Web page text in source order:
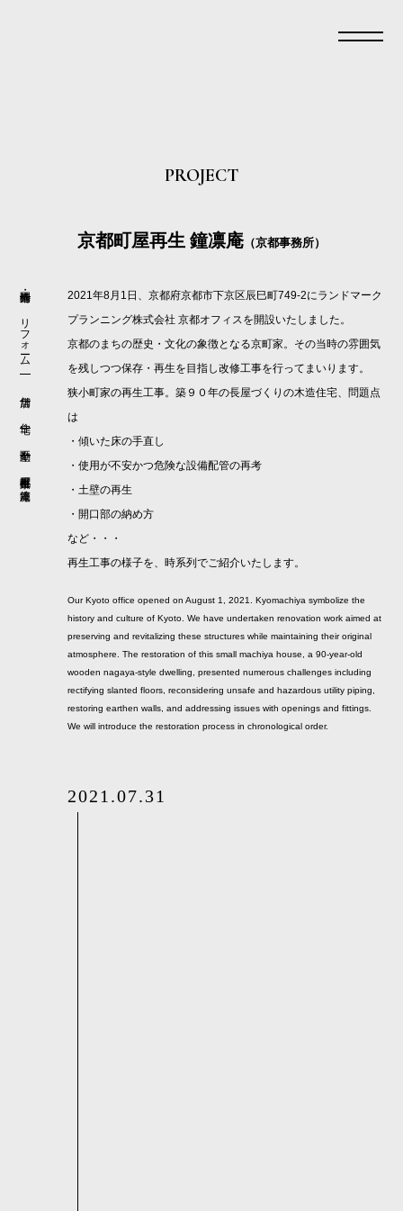
PROJECT
京都町屋再生 鐘凛庵（京都事務所）
リフォーム
京都町屋再生 鐘凛庵
2021年8月1日、京都府京都市下京区辰巳町749-2にランドマーク
プランニング株式会社 京都オフィスを開設いたしました。
京都のまちの歴史・文化の象徴となる京町家。その当時の雰囲気
を残しつつ保存・再生を目指し改修工事を行ってまいります。
狭小町家の再生工事。築９０年の長屋づくりの木造住宅、問題点
は
・傾いた床の手直し
・使用が不安かつ危険な設備配管の再考
・土壁の再生
・開口部の納め方
など・・・
再生工事の様子を、時系列でご紹介いたします。
Our Kyoto office opened on August 1, 2021. Kyomachiya symbolize the
history and culture of Kyoto. We have undertaken renovation work aimed at
preserving and revitalizing these structures while maintaining their original
atmosphere. The restoration of this small machiya house, a 90-year-old
wooden nagaya-style dwelling, presented numerous challenges including
rectifying slanted floors, reconsidering unsafe and hazardous utility piping,
restoring earthen walls, and addressing issues with openings and fittings.
We will introduce the restoration process in chronological order.
2021.07.31